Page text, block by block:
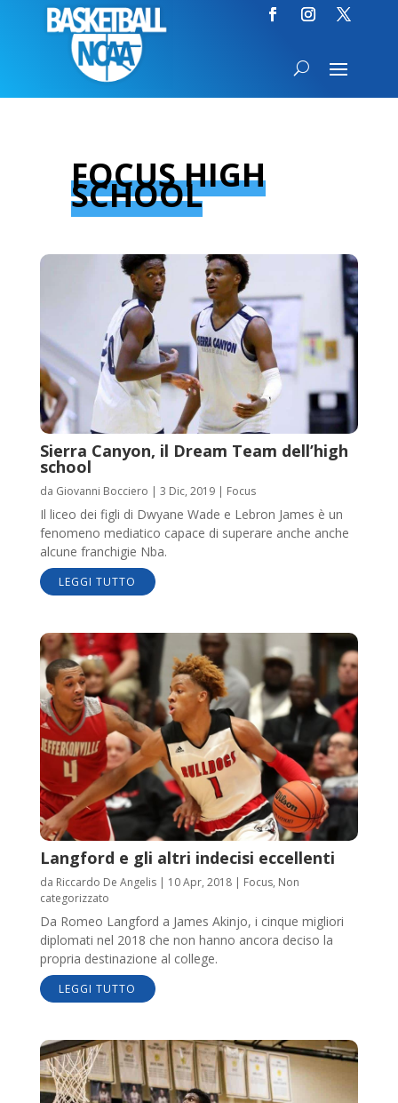
FOCUS HIGH
SCHOOL
Sierra Canyon, il Dream Team dell’high
school
da Giovanni Bocciero | 3 Dic, 2019| Focus
Il liceo dei figli di Dwyane Wade e Lebron James è un
fenomeno mediatico capace di superare anche anche
alcune franchigie Nba.
LEGGI TUTTO
Langford e gli altri indecisi eccellenti
da Riccardo De Angelis| 10 Apr, 2018| Focus, Non
categorizzato
Da Romeo Langford a James Akinjo, i cinque migliori
diplomati nel 2018 che non hanno ancora deciso la
propria destinazione al college.
LEGGI TUTTO